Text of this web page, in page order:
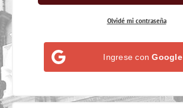
Olvidé mi contraseña
Ingrese conGoogle